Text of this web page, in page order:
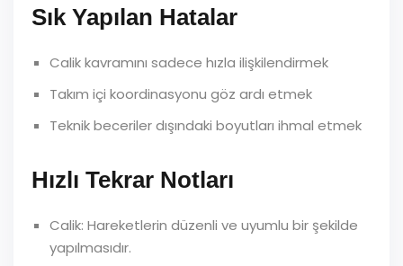
Sık Yapılan Hatalar
Calik kavramını sadece hızla ilişkilendirmek
Takım içi koordinasyonu göz ardı etmek
Teknik beceriler dışındaki boyutları ihmal etmek
Hızlı Tekrar Notları
Calik: Hareketlerin düzenli ve uyumlu bir şekilde
yapılmasıdır.